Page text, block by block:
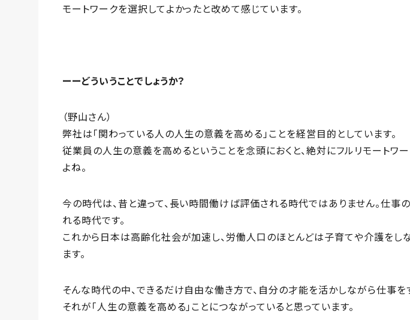
モートワークを選択してよかったと改めて感じています。
ーーどういうことでしょうか？
（野山さん）
弊社は「関わっている人の人生の意義を高める」ことを経営目的としています。
従業員の人生の意義を高めるということを念頭におくと、絶対にフルリモートワ
よね。
今の時代は、昔と違って、長い時間働けば評価される時代ではありません。仕事
れる時代です。
これから日本は高齢化社会が加速し、労働人口のほとんどは子育てや介護をし
ます。
そんな時代の中、できるだけ自由な働き方で、自分の才能を活かしながら仕事を
それが「人生の意義を高める」ことにつながっていると思っています。